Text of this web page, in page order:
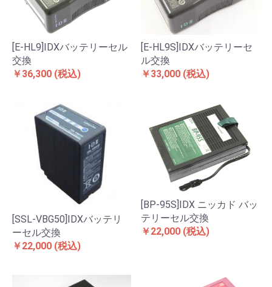
[E-HL9]IDXバッテリーセル
交換
￥36,300 (税込)
[E-HL9S]IDXバッテリーセ
ル交換
￥33,000 (税込)
[SSL-VBG50]IDXバッテリ
ーセル交換
￥22,000 (税込)
[BP-95S]IDX ニッカド バッ
テリーセル交換
￥22,000 (税込)